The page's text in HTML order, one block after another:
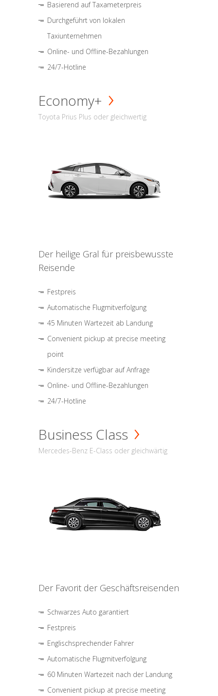
Basierend auf Taxameterpreis
Durchgeführt von lokalen
Taxiunternehmen
Online- und Offline-Bezahlungen
24/7-Hotline
Economy+
Toyota Prius Plus oder gleichwertig
Der heilige Gral für preisbewusste
Reisende
Festpreis
Automatische Flugmitverfolgung
45 Minuten Wartezeit ab Landung
Convenient pickup at precise meeting
point
Kindersitze verfügbar auf Anfrage
Online- und Offline-Bezahlungen
24/7-Hotline
Business Class
Mercedes-Benz E-Class oder gleichwärtig
Der Favorit der Geschäftsreisenden
Schwarzes Auto garantiert
Festpreis
Englischsprechender Fahrer
Automatische Flugmitverfolgung
60 Minuten Wartezeit nach der Landung
Convenient pickup at precise meeting